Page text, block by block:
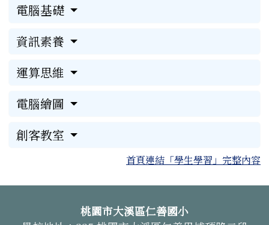
電腦基礎
資訊素養
運算思維
電腦繪圖
創客教室
首頁連結「學生學習」完整內容
頁尾區域內容桃園市大溪區仁善國小